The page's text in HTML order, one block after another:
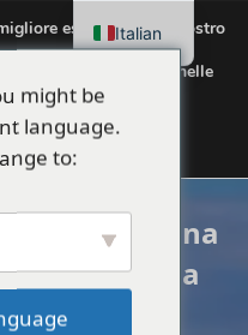
da Tirana
a
might be
language.
to:
esperienza sul nostro
o disattivarli nelle
Italian